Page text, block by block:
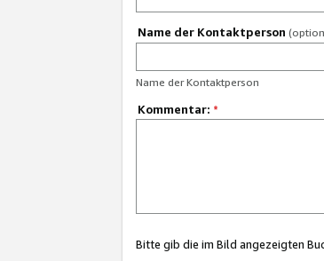
Name der Kontaktperson
Name der Kontaktperson
Kommentar: *
Bitte gib die im Bild angezeigten